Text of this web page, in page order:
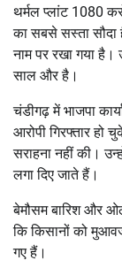
थर्मल प्लांट 1080
का सबसे सस्ता
नाम पर रखा गया
साल और है।
चंडीगढ़ में भाजपा
आरोपी गिरफ्तार हो
सराहना नहीं की।
लगा दिए जाते हैं।
बेमौसम बारिश और
कि किसानों को
गए हैं।